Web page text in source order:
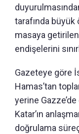
tarafında büyük
masaya
endişelerini
Gazeteye göre
Hamas’tan
yerine
Katar’ın
doğrulama